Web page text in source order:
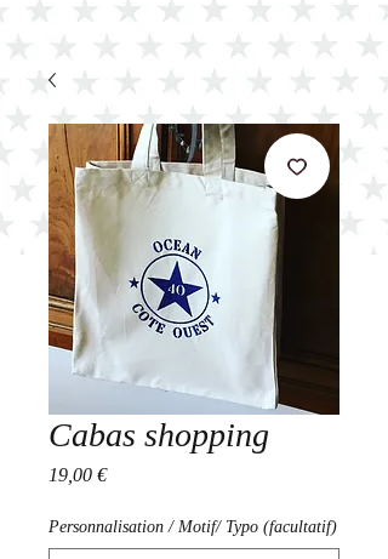
Cabas shopping
19,00 €Prix
Personnalisation / Motif/ Typo (facultatif)